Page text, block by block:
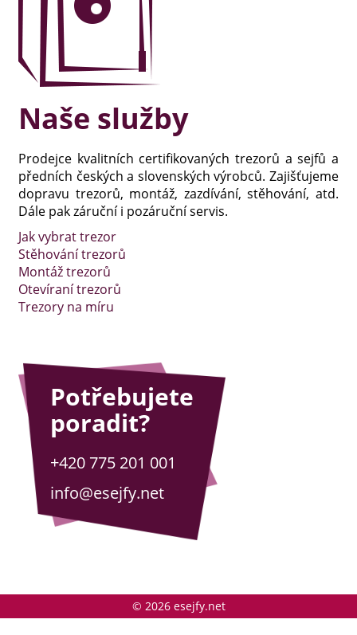
Naše služby
Prodejce kvalitních certifikovaných trezorů a sejfů a
předních českých a slovenských výrobců. Zajišťujeme
dopravu trezorů, montáž, zazdívání, stěhování, atd.
Dále pak záruční i pozáruční servis.
Jak vybrat trezor
Stěhování trezorů
Montáž trezorů
Otevíraní trezorů
Trezory na míru
Potřebujete
poradit?
+420 775 201 001
info@esejfy.net
© 2026 esejfy.net